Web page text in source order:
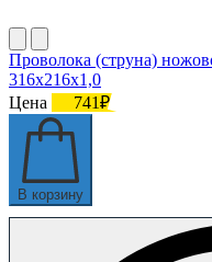
Проволока (струна)
316х216х1,0
Цена
741₽
В корзину